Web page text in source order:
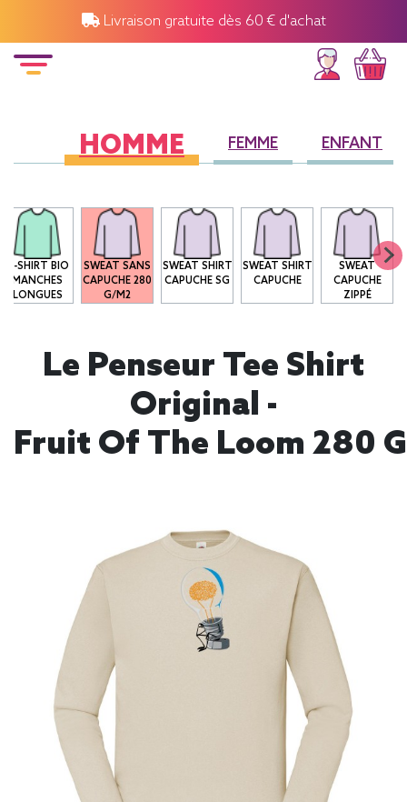
Livraison gratuite dès 60 € d'achat
HOMME FEMME ENFANT
T-SHIRT BIO
MANCHES
LONGUES
SWEAT SANS
CAPUCHE 280
G/M2
SWEAT SHIRT
CAPUCHE SG
SWEAT SHIRT
CAPUCHE
SWEAT
CAPUCHE
ZIPPÉ
Le Penseur Tee Shirt
Original -
Fruit Of The Loom 280